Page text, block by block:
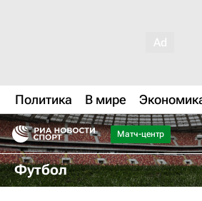
Политика В мире
Матч-центр
Футбол